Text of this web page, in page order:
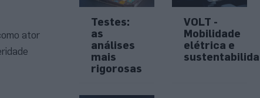
ator
Testes:
as
análises
mais
rigorosas
VOLT -
Mobilidade
elétrica e